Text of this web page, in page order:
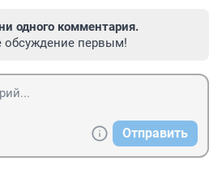
одного комментария.
обсуждение первым!
Отправить